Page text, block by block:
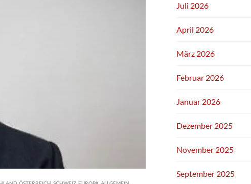
Juli 2026
April 2026
März 2026
Februar 2026
Januar 2026
Dezember 2025
November 2025
September 2025